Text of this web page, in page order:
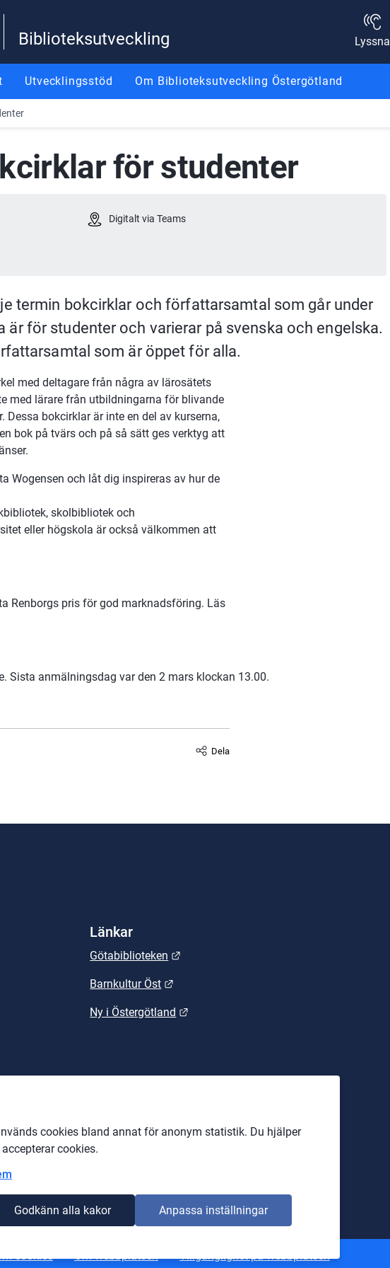
cookies bland annat för anonym statistik. Du hjälper
cookies.
Godkänn alla kakor Anpassa inställningar
Biblioteksutveckling Lyssna
Utvecklingsstöd Om Biblioteksutveckling Östergötland
för studenter
Digitalt via Teams
termin bokcirklar och författarsamtal som går under
är för studenter och varierar på svenska och engelska.
som är öppet för alla.
med deltagare från några av lärosätets
med lärare från utbildningarna för blivande
Dessa bokcirklar är inte en del av kurserna,
bok på tvärs och på så sätt ges verktyg att
Wogensen och låt dig inspireras av hur de
skolbibliotek och
eller högskola är också välkommen att
Renborgs pris för god marknadsföring. Läs
Sista anmälningsdag var den 2 mars klockan 13.00.
Dela
Länkar
Götabiblioteken
Barnkultur Öst
Ny i Östergötland
cookies Om webbplatsen Tillgänglighet på webbplatsen